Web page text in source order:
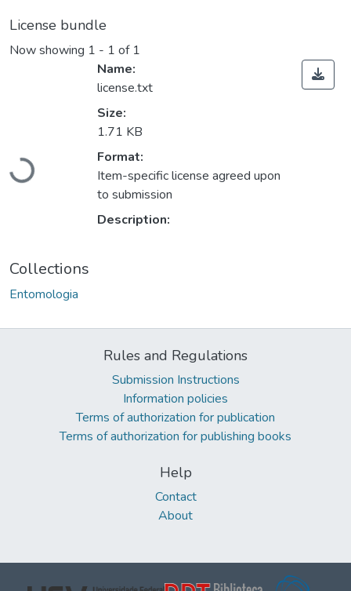
License bundle
Now showing 1 - 1 of 1
Loading...
Name:
license.txt
Size:
1.71 KB
Format:
Item-specific license agreed upon
to submission
Description:
Collections
Entomologia
Rules and Regulations
Submission Instructions
Information policies
Terms of authorization for publication
Terms of authorization for publishing books
Help
Contact
About